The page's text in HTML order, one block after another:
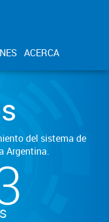
ACERCA
del sistema de
Argentina.